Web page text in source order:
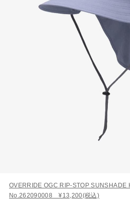
OVERRIDE OGC RIP-STOP SUNSHADE
No.262090008 ¥13,200(税込)